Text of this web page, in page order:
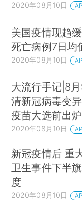
2020年08月10日
美国疫情现趋
死亡病例7日均
2020年08月10日
大流行手记|8
清新冠病毒变
疫苗大选前出炉
2020年08月10日
新冠疫情后 重
卫生事件下半
度
2020年08月10日